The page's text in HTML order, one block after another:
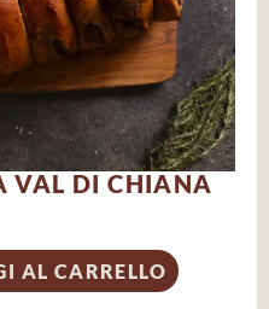
VAL DI CHIANA
AL CARRELLO